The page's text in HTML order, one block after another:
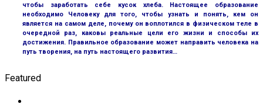
чтобы заработать себе кусок хлеба. Настоящее образование
необходимо Человеку для того, чтобы узнать и понять, кем он
является на самом деле, почему он воплотился в физическом теле в
очередной раз, каковы реальные цели его жизни и способы их
достижения. Правильное образование может направить человека на
путь творения, на путь настоящего развития…
Featured